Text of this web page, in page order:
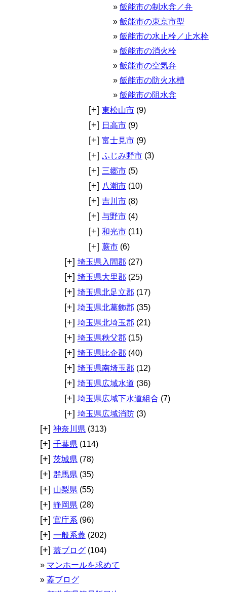
飯能市の制水弇／弁
飯能市の東京市型
飯能市の水止栓／止水栓
飯能市の消火栓
飯能市の空気弁
飯能市の防火水槽
飯能市の阻水弇
[+] 東松山市 (9)
[+] 日高市 (9)
[+] 富士見市 (9)
[+] ふじみ野市 (3)
[+] 三郷市 (5)
[+] 八潮市 (10)
[+] 吉川市 (8)
[+] 与野市 (4)
[+] 和光市 (11)
[+] 蕨市 (6)
[+] 埼玉県入間郡 (27)
[+] 埼玉県大里郡 (25)
[+] 埼玉県北足立郡 (17)
[+] 埼玉県北葛飾郡 (35)
[+] 埼玉県北埼玉郡 (21)
[+] 埼玉県秩父郡 (15)
[+] 埼玉県比企郡 (40)
[+] 埼玉県南埼玉郡 (12)
[+] 埼玉県広域水道 (36)
[+] 埼玉県広域下水道組合 (7)
[+] 埼玉県広域消防 (3)
[+] 神奈川県 (313)
[+] 千葉県 (114)
[+] 茨城県 (78)
[+] 群馬県 (35)
[+] 山梨県 (55)
[+] 静岡県 (28)
[+] 官庁系 (96)
[+] 一般系蓋 (202)
[+] 蓋ブログ (104)
マンホールを求めて
蓋ブログ